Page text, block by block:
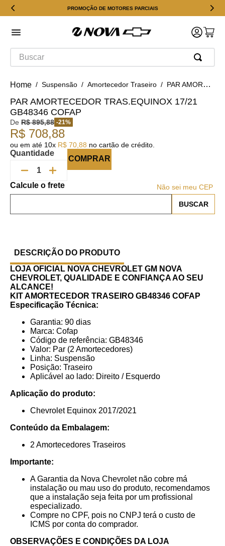
PROMOÇÃO DE MOTORES PARCIAIS
Buscar
Suspensão Amortecedor Traseiro PAR AMORTECEDOR TRAS.EQUINOX 17/21 GB48346 COFAP
PAR AMORTECEDOR TRAS.EQUINOX 17/21
GB48346 COFAP
De R$ 895,88 -21%
R$ 708,88
ou em até 10x R$ 70 88 no cartão de crédito.
Quantidade
COMPRAR
Não sei meu CEP
DESCRIÇÃO DO PRODUTO
LOJA OFICIAL NOVA CHEVROLET GM NOVA
CHEVROLET, QUALIDADE E CONFIANÇA AO SEU
ALCANCE!
KIT AMORTECEDOR TRASEIRO GB48346 COFAP
Especificação Técnica:
Garantia: 90 dias
Marca: Cofap
Código de referência: GB48346
Valor: Par (2 Amortecedores)
Linha: Suspensão
Posição: Traseiro
Aplicável ao lado: Direito / Esquerdo
Aplicação do produto:
Chevrolet Equinox 2017/2021
Conteúdo da Embalagem:
2 Amortecedores Traseiros
Importante:
A Garantia da Nova Chevrolet não cobre má
instalação ou mau uso do produto, recomendamos
que a instalação seja feita por um profissional
especializado.
Compre no CPF, pois no CNPJ terá o custo de
ICMS por conta do comprador.
OBSERVAÇÕES E CONDIÇÕES DA LOJA